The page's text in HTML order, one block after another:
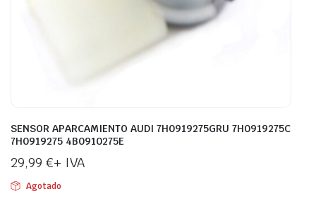
SENSOR APARCAMIENTO AUDI 7H0919275GRU 7H0919275C
7H0919275 4B0910275E
29,99 €+ IVA
Agotado